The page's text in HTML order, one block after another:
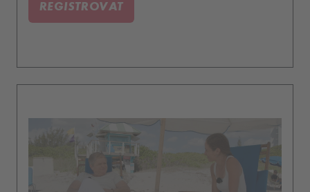
špičkového tenisu dovedla svá dvojčata Marka a
Elizabeth.
REGISTROVAT